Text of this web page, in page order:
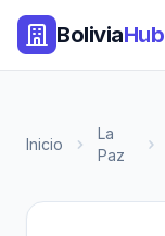
BoliviaHub
Inicio
La
Paz